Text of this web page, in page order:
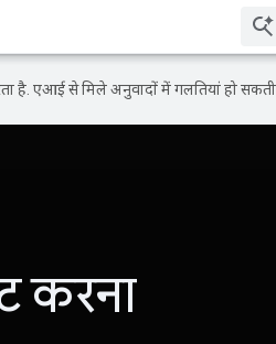
है. एआई से मिले अनुवादों में गलतियां हो सकती
करना